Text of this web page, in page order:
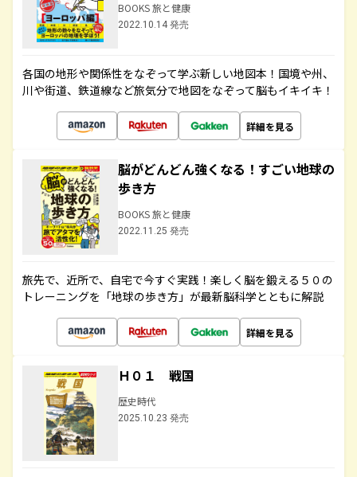
BOOKS 旅と健康
2022.10.14 発売
各国の地形や関係性をなぞって学ぶ新しい地図本！国境や州、
川や街道、鉄道線など旅気分で地図をなぞって脳もイキイキ！
詳細を見る
脳がどんどん強くなる！すごい地球の
歩き方
BOOKS 旅と健康
2022.11.25 発売
旅先で、近所で、自宅で今すぐ実践！楽しく脳を鍛える５０の
トレーニングを「地球の歩き方」が最新脳科学とともに解説
詳細を見る
Ｈ０１ 戦国
歴史時代
2025.10.23 発売